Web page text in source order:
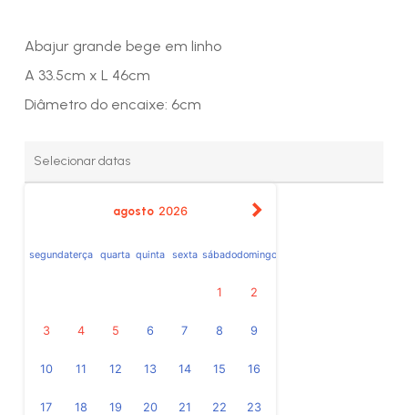
Abajur grande bege em linho
A 33.5cm x L 46cm
Diâmetro do encaixe: 6cm
agosto 2026
segundaterça quarta quinta sexta sábadodomingo
1 2
3 4 5 6 7 8 9
10 11 12 13 14 15 16
17 18 19 20 21 22 23